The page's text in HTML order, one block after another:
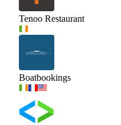
Tenoo Restaurant
Boatbookings